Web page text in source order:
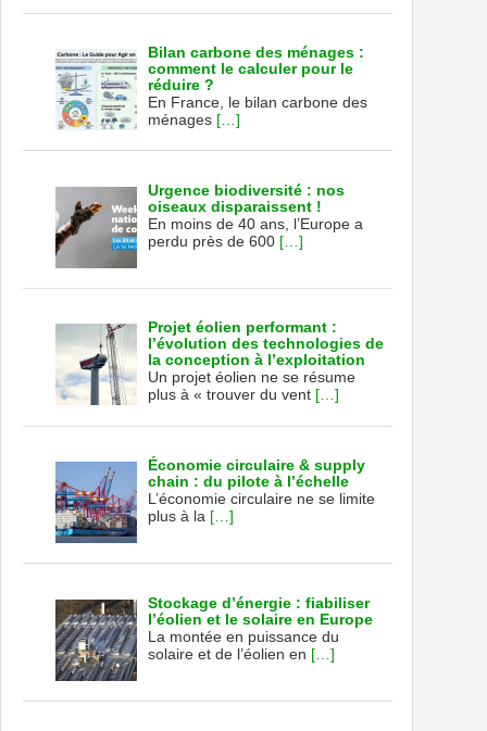
Bilan carbone des ménages :
comment le calculer pour le
réduire ?
En France, le bilan carbone des
ménages […]
Urgence biodiversité : nos
oiseaux disparaissent !
En moins de 40 ans, l’Europe a
perdu près de 600 […]
Projet éolien performant :
l’évolution des technologies de
la conception à l’exploitation
Un projet éolien ne se résume
plus à « trouver du vent […]
Économie circulaire & supply
chain : du pilote à l’échelle
L’économie circulaire ne se limite
plus à la […]
Stockage d’énergie : fiabiliser
l’éolien et le solaire en Europe
La montée en puissance du
solaire et de l’éolien en […]